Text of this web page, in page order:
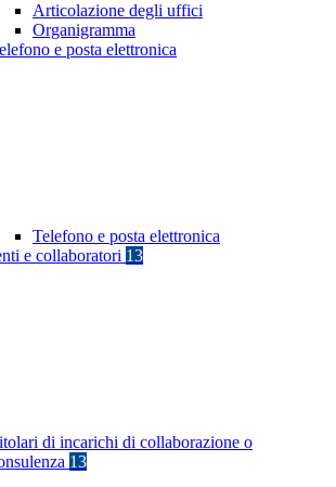
Articolazione degli uffici
Organigramma
e posta elettronica
Telefono e posta elettronica
e collaboratori 13
di incarichi di collaborazione o
13